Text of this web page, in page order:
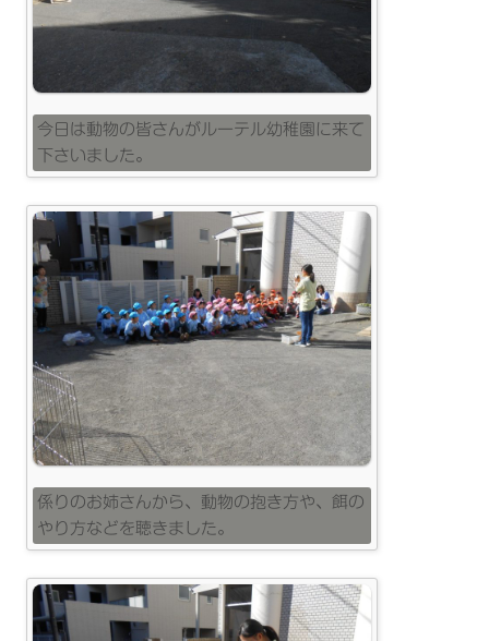
今日は動物の皆さんがルーテル幼稚園に来て
下さいました。
係りのお姉さんから、動物の抱き方や、餌の
やり方などを聴きました。